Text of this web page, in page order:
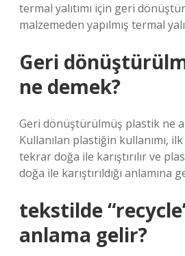
termal yalıtımı için geri
malzemeden yapılmış termal
Geri
ne demek?
Geri dönüştürülmüş plastik ne
Kullanılan plastiğin kullanımı,
tekrar doğa ile karıştırılır ve
doğa ile karıştırıldığı anlamına
tekstilde
anlama gelir?